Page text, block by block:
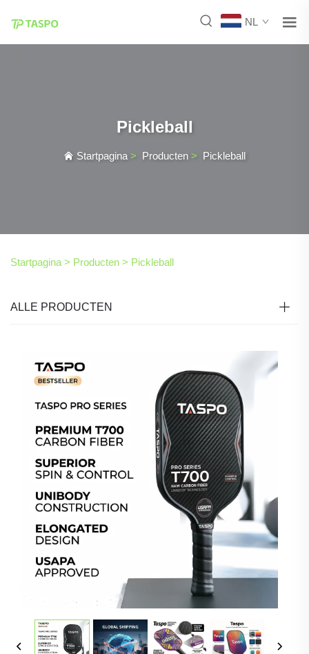
NL
Pickleball
Startpagina > Producten > Pickleball
Startpagina > Producten > Pickleball
ALLE PRODUCTEN